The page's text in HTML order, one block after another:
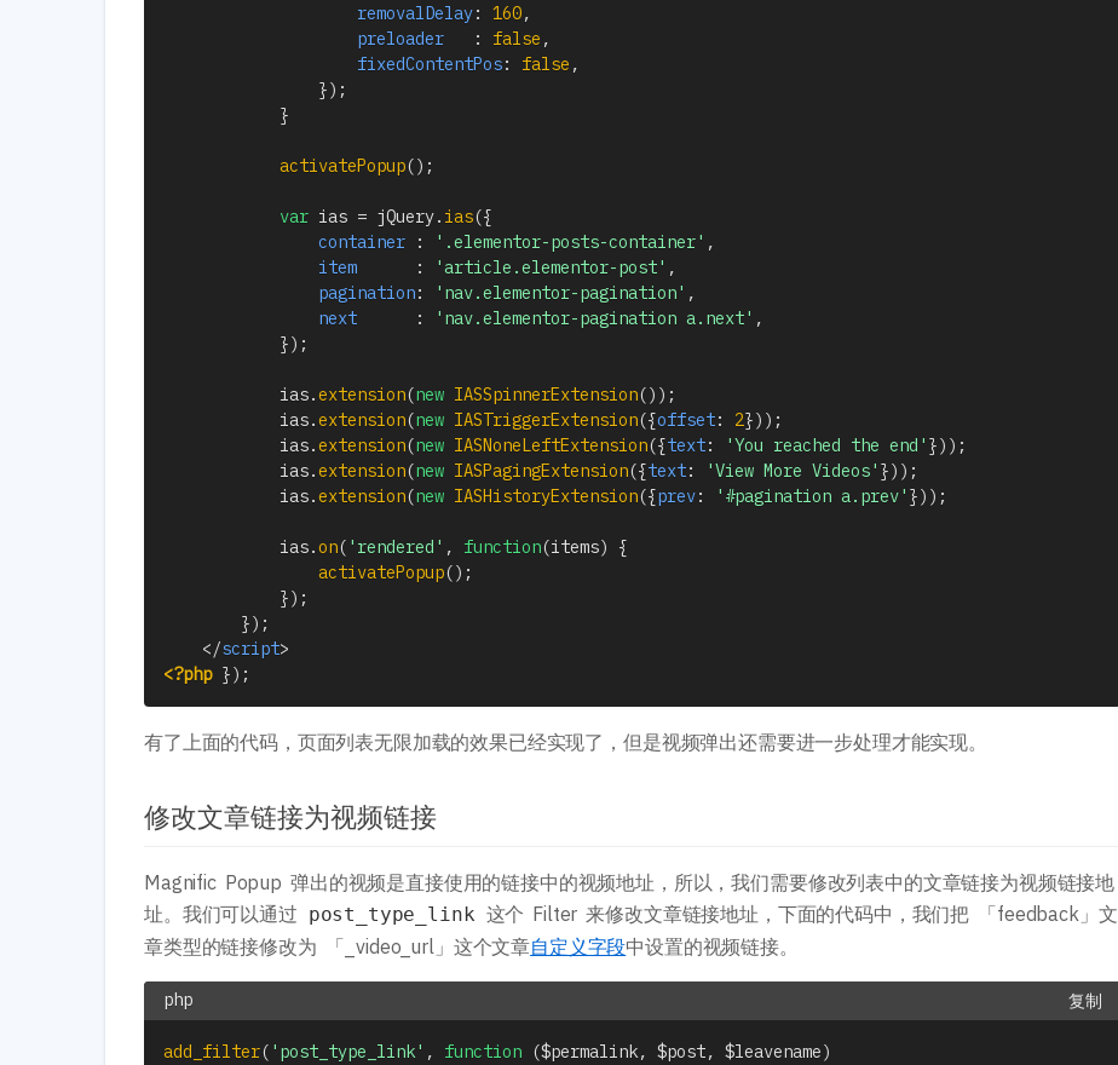
removalDelay: 160,
preloader
: false ,
fixedContentPos: false ,
}) ;
}
activatePopup() ;
var ias = jQuery. ias({
container
: '.elementor-posts-container' ,
item
: 'article.elementor-post' ,
pagination: 'nav.elementor-pagination' ,
next
: 'nav.elementor-pagination a.next' ,
}) ;
            ias
.extension(new IASSpinnerExtension() ) ;
            ias
.extension(new IASTriggerExtension({offset: 2}) ) ;
            ias
.extension(new IASNoneLeftExtension({text: 'You reached the end' }) ) ;
            ias
.extension(new IASPagingExtension({text: 'View More Videos' }) ) ;
            ias
.extension(new IASHistoryExtension({prev: '#pagination a.prev' }) ) ;
            ias
.on( 'rendered' , function(items)
{
activatePopup() ;
}) ;
}) ;
</script>
<?php }) ;
有了上面的代码，页面列表无限加载的效果已经实现了，但是视频弹出还需要进一步处理才能实现。
修改文章链接为视频链接
Magnific Popup 弹出的视频是直接使用的链接中的视频地址，所以，我们需要修改列表中的文章链接为视频链接地
址。我们可以通过 post_type_link 这个 Filter 来修改文章链接地址，下面的代码中，我们把 「feedback」文
章类型的链接修改为 「_video_url」这个文章自定义字段中设置的视频链接。
复制
add_filter( 'post_type_link' , function ($permalink, $post, $leavename)